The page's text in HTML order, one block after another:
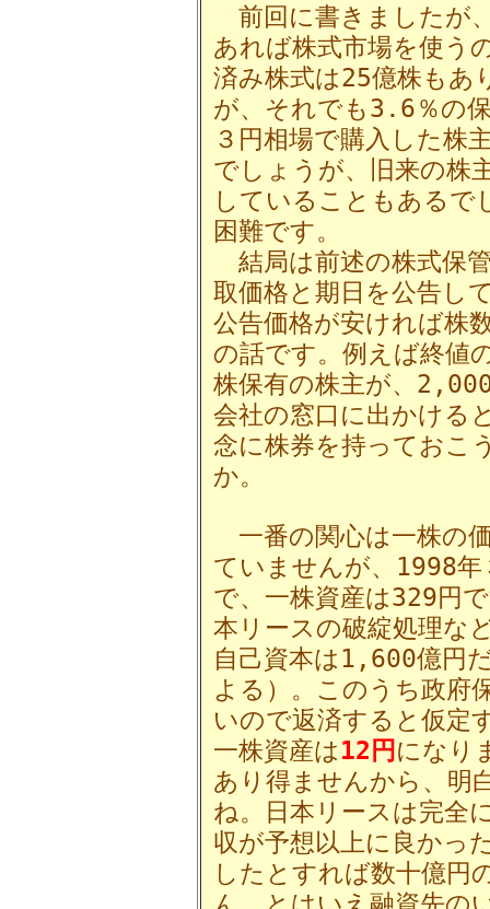
前回に書きましたが
あれば株式市場を使う
済み株式は25億株もあ
が、それでも3.6％の
３円相場で購入した株
でしょうが、旧来の
していることもあるで
困難です。
結局は前述の株式保
取価格と期日を公告し
公告価格が安ければ株
の話です。例えば終値
株保有の株主が、
会社の窓口に出かける
念に株券を持っておこ
か。
一番の関心は一株の
ていませんが、1998
で、一株資産は329円
本リースの破綻処理な
自己資本は1,600億円
よる）。このうち政府
いので返済すると仮定
一株資産は12円 になり
あり得ませんから、明
ね。日本リースは完全
収が予想以上に良かっ
したとすれば数十億円
ん。とはいえ融資先の